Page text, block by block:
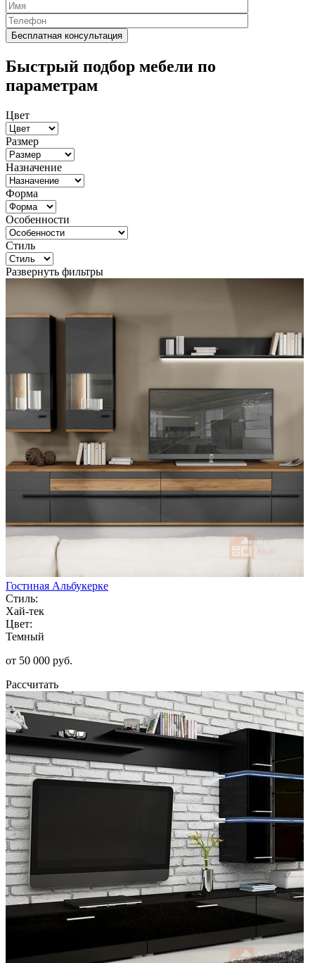
Быстрый подбор мебели по
параметрам
Цвет
Размер
Назначение
Форма
Особенности
Стиль
Развернуть фильтры
Гостиная Альбукерке
Стиль:
Хай-тек
Цвет:
Темный
от 50 000 руб.
Рассчитать